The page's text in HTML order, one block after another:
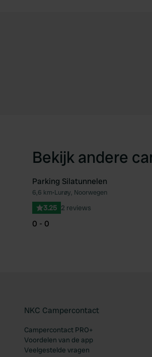
Bekijk andere
Parking Silatunnelen
6,6 km•Lurøy, Noorwegen
3.25 2 reviews
0 - 0
NKC Campercontact
Campercontact PRO+
Voordelen van de app
Veelgestelde vragen